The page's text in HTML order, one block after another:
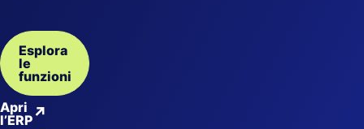
Esplora
le
funzioni
Apri
l’ERP↗